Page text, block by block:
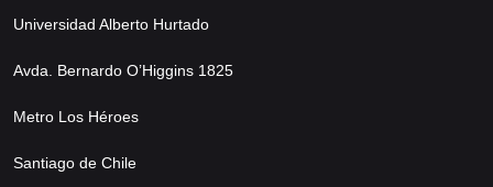
Universidad Alberto Hurtado
Avda. Bernardo O’Higgins 1825
Metro Los Héroes
Santiago de Chile